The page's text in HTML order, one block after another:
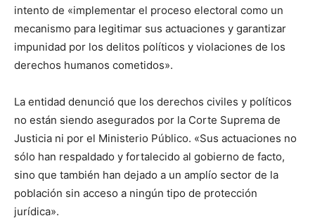
intento de «implementar el proceso electoral como un
mecanismo para legitimar sus actuaciones y garantizar
impunidad por los delitos políticos y violaciones de los
derechos humanos cometidos».
La entidad denunció que los derechos civiles y políticos
no están siendo asegurados por la Corte Suprema de
Justicia ni por el Ministerio Público. «Sus actuaciones no
sólo han respaldado y fortalecido al gobierno de facto,
sino que también han dejado a un amplío sector de la
población sin acceso a ningún tipo de protección
jurídica».